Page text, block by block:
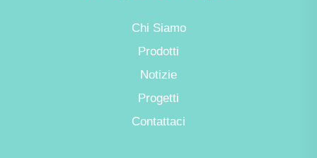
Chi Siamo
Prodotti
Notizie
Progetti
Contattaci